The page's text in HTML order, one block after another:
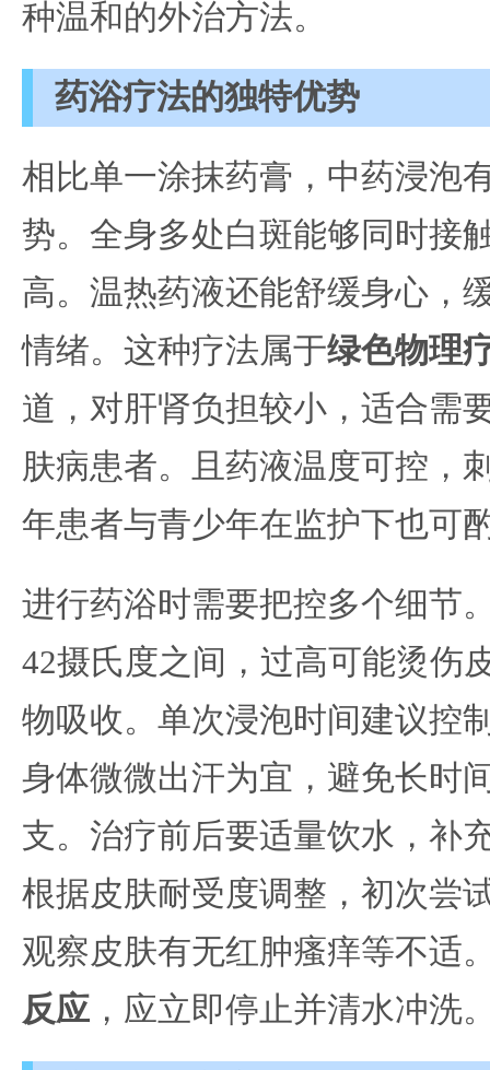
种温和的外治方法。
药浴疗法的独特优势
相比单一涂抹药膏，中药浸泡
势。全身多处白斑能够同时接
高。温热药液还能舒缓身心，
情绪。这种疗法属于绿色物理
道，对肝肾负担较小，适合需
肤病患者。且药液温度可控，
年患者与青少年在监护下也可
进行药浴时需要把控多个细节
42摄氏度之间，过高可能烫伤
物吸收。单次浸泡时间建议控
身体微微出汗为宜，避免长时
支。治疗前后要适量饮水，补
根据皮肤耐受度调整，初次尝
观察皮肤有无红肿瘙痒等不适
反应 ，应立即停止并清水冲洗